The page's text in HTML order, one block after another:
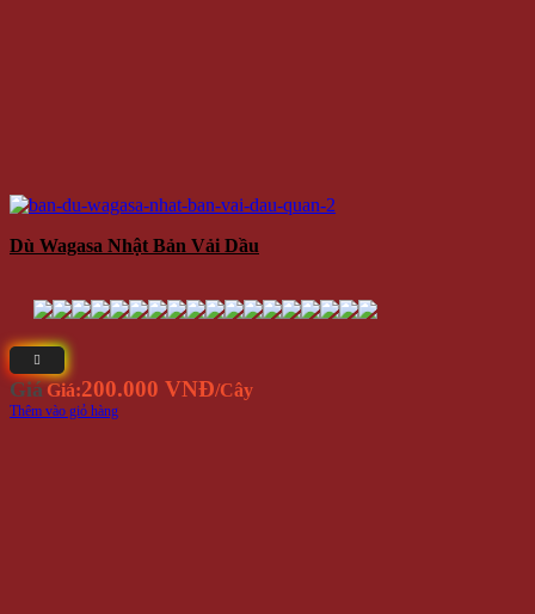
Dù Wagasa Nhật Bản Vải Dầu
Giá Giá:200.000 VNĐ/Cây
Thêm vào giỏ hàng